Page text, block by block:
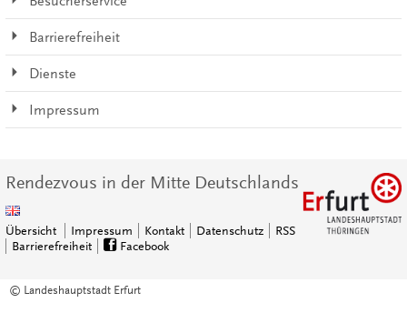
Barrierefreiheit
Dienste
Impressum
Rendezvous in der Mitte Deutschlands
Übersicht Impressum Kontakt Datenschutz
RSS
Barrierefreiheit
Facebook
© Landeshauptstadt Erfurt